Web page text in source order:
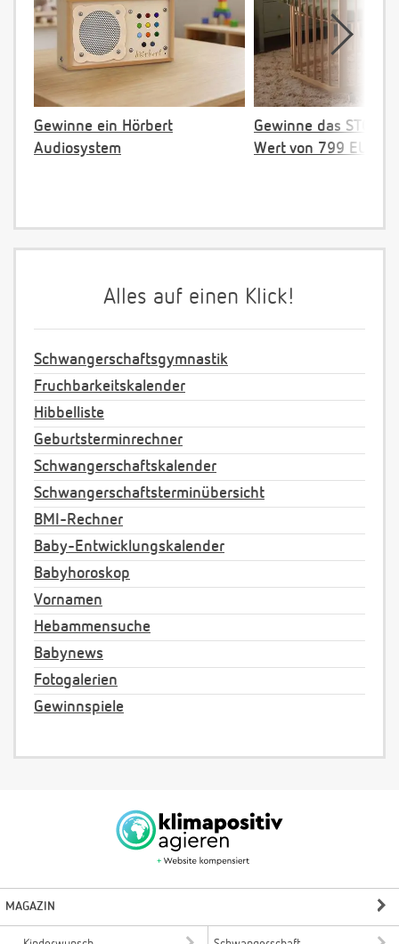
Gewinne ein Hörbert
Audiosystem
Gewinne das
Wert von 799 EUR
Alles auf einen Klick!
Schwangerschaftsgymnastik
Fruchbarkeitskalender
Hibbelliste
Geburtsterminrechner
Schwangerschaftskalender
Schwangerschaftsterminübersicht
BMI-Rechner
Baby-Entwicklungskalender
Babyhoroskop
Vornamen
Hebammensuche
Babynews
Fotogalerien
Gewinnspiele
MAGAZIN